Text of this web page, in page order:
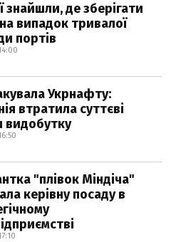
знайшли, де зберігати
випадок тривалої
портів
Укрнафту:
втратила суттєві
видобутку
"плівок Міндіча"
керівну посаду в